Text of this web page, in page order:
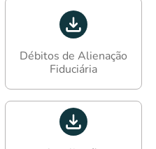
Débitos de Alienação
Fiduciária